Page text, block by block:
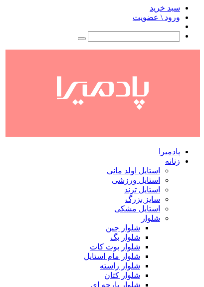
سبد خرید
ورود \ عضویت
پادمیرا
زنانه
استایل اولد مانی
استایل ورزشی
استایل ترند
سایز بزرگ
استایل مشکی
شلوار
شلوار جین
شلوار بگ
شلوار بوت کات
شلوار مام استایل
شلوار راسته
شلوار کتان
شلوار پارچه ای